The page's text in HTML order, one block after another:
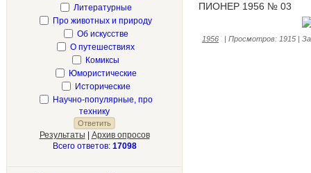
Литературные
Про животных и природу
Об искусстве
О путешествиях
Комиксы
Юмористические
Исторические
Научно-популярные, про
технику
Результаты
Архив опросов
Всего ответов: 17098
ПИОНЕР 1956 № 03
1956 | Просмотров: 1915 |